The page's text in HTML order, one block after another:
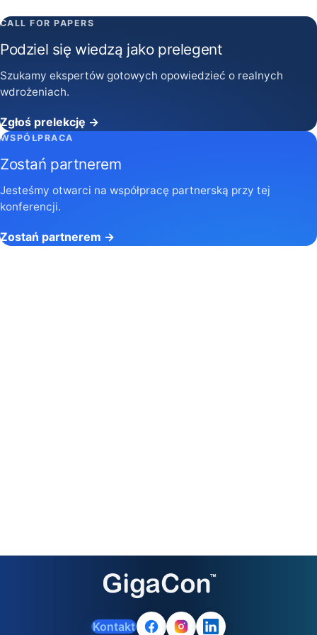
CALL FOR PAPERS
Podziel się wiedzą jako prelegent
Szukamy ekspertów gotowych opowiedzieć o realnych
wdrożeniach.
Zgłoś prelekcję →
WSPÓŁPRACA
Zostań partnerem
Jesteśmy otwarci na współpracę partnerską przy tej
konferencji.
Zostań partnerem →
Kontakt